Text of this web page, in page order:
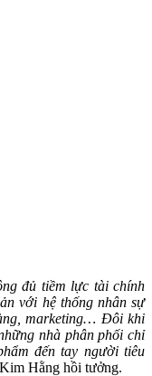
đủ tiềm lực tài chính
với hệ thống nhân sự
marketing… Đôi khi
nhà phân phối chỉ
đến tay người tiêu
Hằng hồi tưởng.